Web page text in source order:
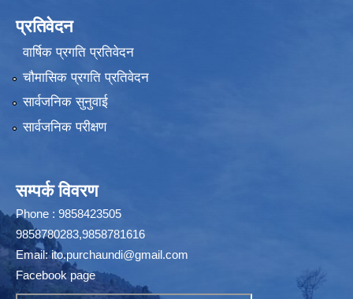
प्रतिवेदन
वार्षिक प्रगति प्रतिवेदन
चौमासिक प्रगति प्रतिवेदन
सार्वजनिक सुनुवाई
सार्वजनिक परीक्षण
सम्पर्क विवरण
Phone : 9858423505
9858780283,9858781616
Email:ito.purchaundi@gmail.com
Facebook page